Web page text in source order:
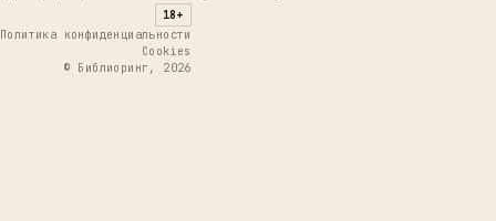
18+
Политика конфиденциальности
Cookies
© Библиоринг, 2026